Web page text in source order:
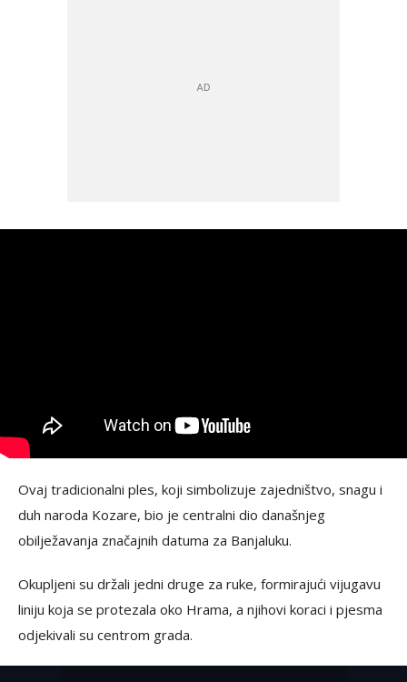
Ovaj tradicionalni ples, koji simbolizuje zajedništvo, snagu i
duh naroda Kozare, bio je centralni dio današnjeg
obilježavanja značajnih datuma za Banjaluku.
Okupljeni su držali jedni druge za ruke, formirajući vijugavu
liniju koja se protezala oko Hrama, a njihovi koraci i pjesma
odjekivali su centrom grada.